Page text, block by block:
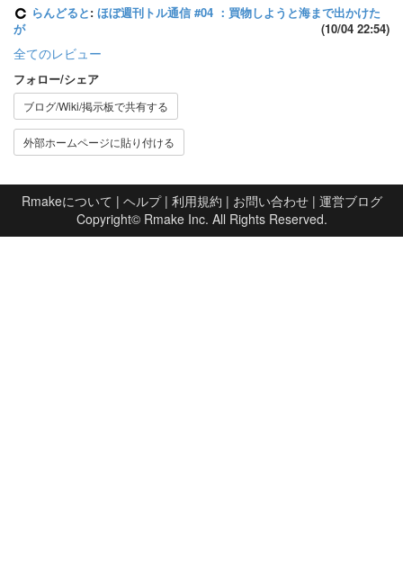
らんどると: ほぼ週刊トル通信 #04 ：買物しようと海まで出かけた
が
(10/04 22:54)
全てのレビュー
フォロー/シェア
ブログ/Wiki/掲示板で共有する
外部ホームページに貼り付ける
Rmakeについて | ヘルプ| 利用規約 | お問い合わせ| 運営ブログ
Copyright© Rmake Inc. All Rights Reserved.